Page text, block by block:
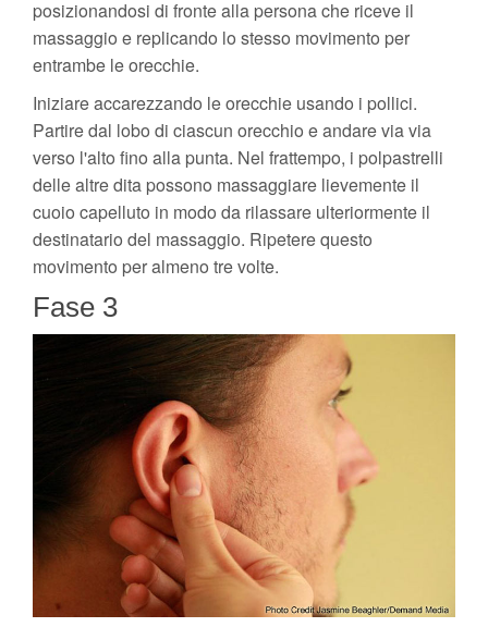
posizionandosi di fronte alla persona che riceve il
massaggio e replicando lo stesso movimento per
entrambe le orecchie.
Iniziare accarezzando le orecchie usando i pollici.
Partire dal lobo di ciascun orecchio e andare via via
verso l'alto fino alla punta. Nel frattempo, i polpastrelli
delle altre dita possono massaggiare lievemente il
cuoio capelluto in modo da rilassare ulteriormente il
destinatario del massaggio. Ripetere questo
movimento per almeno tre volte.
Fase 3